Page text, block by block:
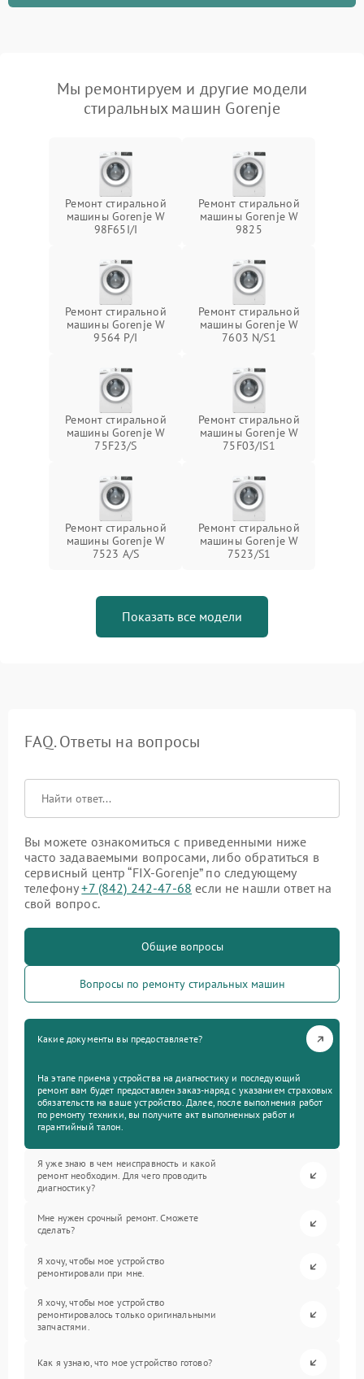
Мы ремонтируем и другие модели
стиральных машин Gorenje
Ремонт стиральной
машины Gorenje W
98F65I/I
Ремонт стиральной
машины Gorenje W
9825
Ремонт стиральной
машины Gorenje W
9564 P/I
Ремонт стиральной
машины Gorenje W
7603 N/S1
Ремонт стиральной
машины Gorenje W
75F23/S
Ремонт стиральной
машины Gorenje W
75F03/IS1
Ремонт стиральной
машины Gorenje W
7523 A/S
Ремонт стиральной
машины Gorenje W
7523/S1
Показать все модели
FAQ. Ответы на вопросы
Вы можете ознакомиться с приведенными ниже
часто задаваемыми вопросами, либо обратиться в
сервисный центр “FIX-Gorenje” по следующему
телефону+7 (842) 242-47-68 если не нашли ответ на
свой вопрос.
Общие вопросы
Вопросы по ремонту стиральных машин
Какие документы вы предоставляете?
На этапе приема устройства на диагностику и последующий
ремонт вам будет предоставлен заказ-наряд с указанием страховых
обязательств на ваше устройство. Далее, после выполнения работ
по ремонту техники, вы получите акт выполненных работ и
гарантийный талон.
Я уже знаю в чем неисправность и какой
ремонт необходим. Для чего проводить
диагностику?
Мне нужен срочный ремонт. Сможете
сделать?
Я хочу, чтобы мое устройство
ремонтировали при мне.
Я хочу, чтобы мое устройство
ремонтировалось только оригинальными
запчастями.
Как я узнаю, что мое устройство готово?